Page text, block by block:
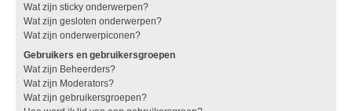
Wat zijn sticky onderwerpen?
Wat zijn gesloten onderwerpen?
Wat zijn onderwerpiconen?
Gebruikers en gebruikersgroepen
Wat zijn Beheerders?
Wat zijn Moderators?
Wat zijn gebruikersgroepen?